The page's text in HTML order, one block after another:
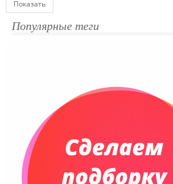
Показать
Популярные теги